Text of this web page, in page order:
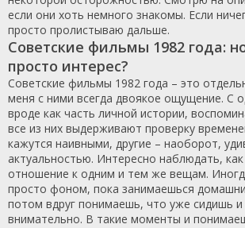
если они хоть немного знакомы. Если
просто пролистываю дальше.
Советские фильмы 1982 года:
просто интерес?
Советские фильмы 1982 года – это
меня с ними всегда двоякое ощущение. С
вроде как часть личной истории,
все из них выдерживают проверку
кажутся наивными, другие – наоборот,
актуальностью. Интересно наблюдать,
отношение к одним и тем же вещам.
просто фоном, пока занимаешься
потом вдруг понимаешь, что уже сидишь
внимательно. В такие моменты и